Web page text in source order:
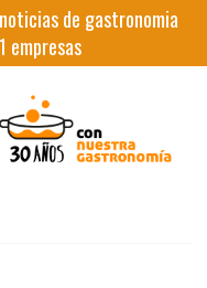
noticias de gastronomia
empresas